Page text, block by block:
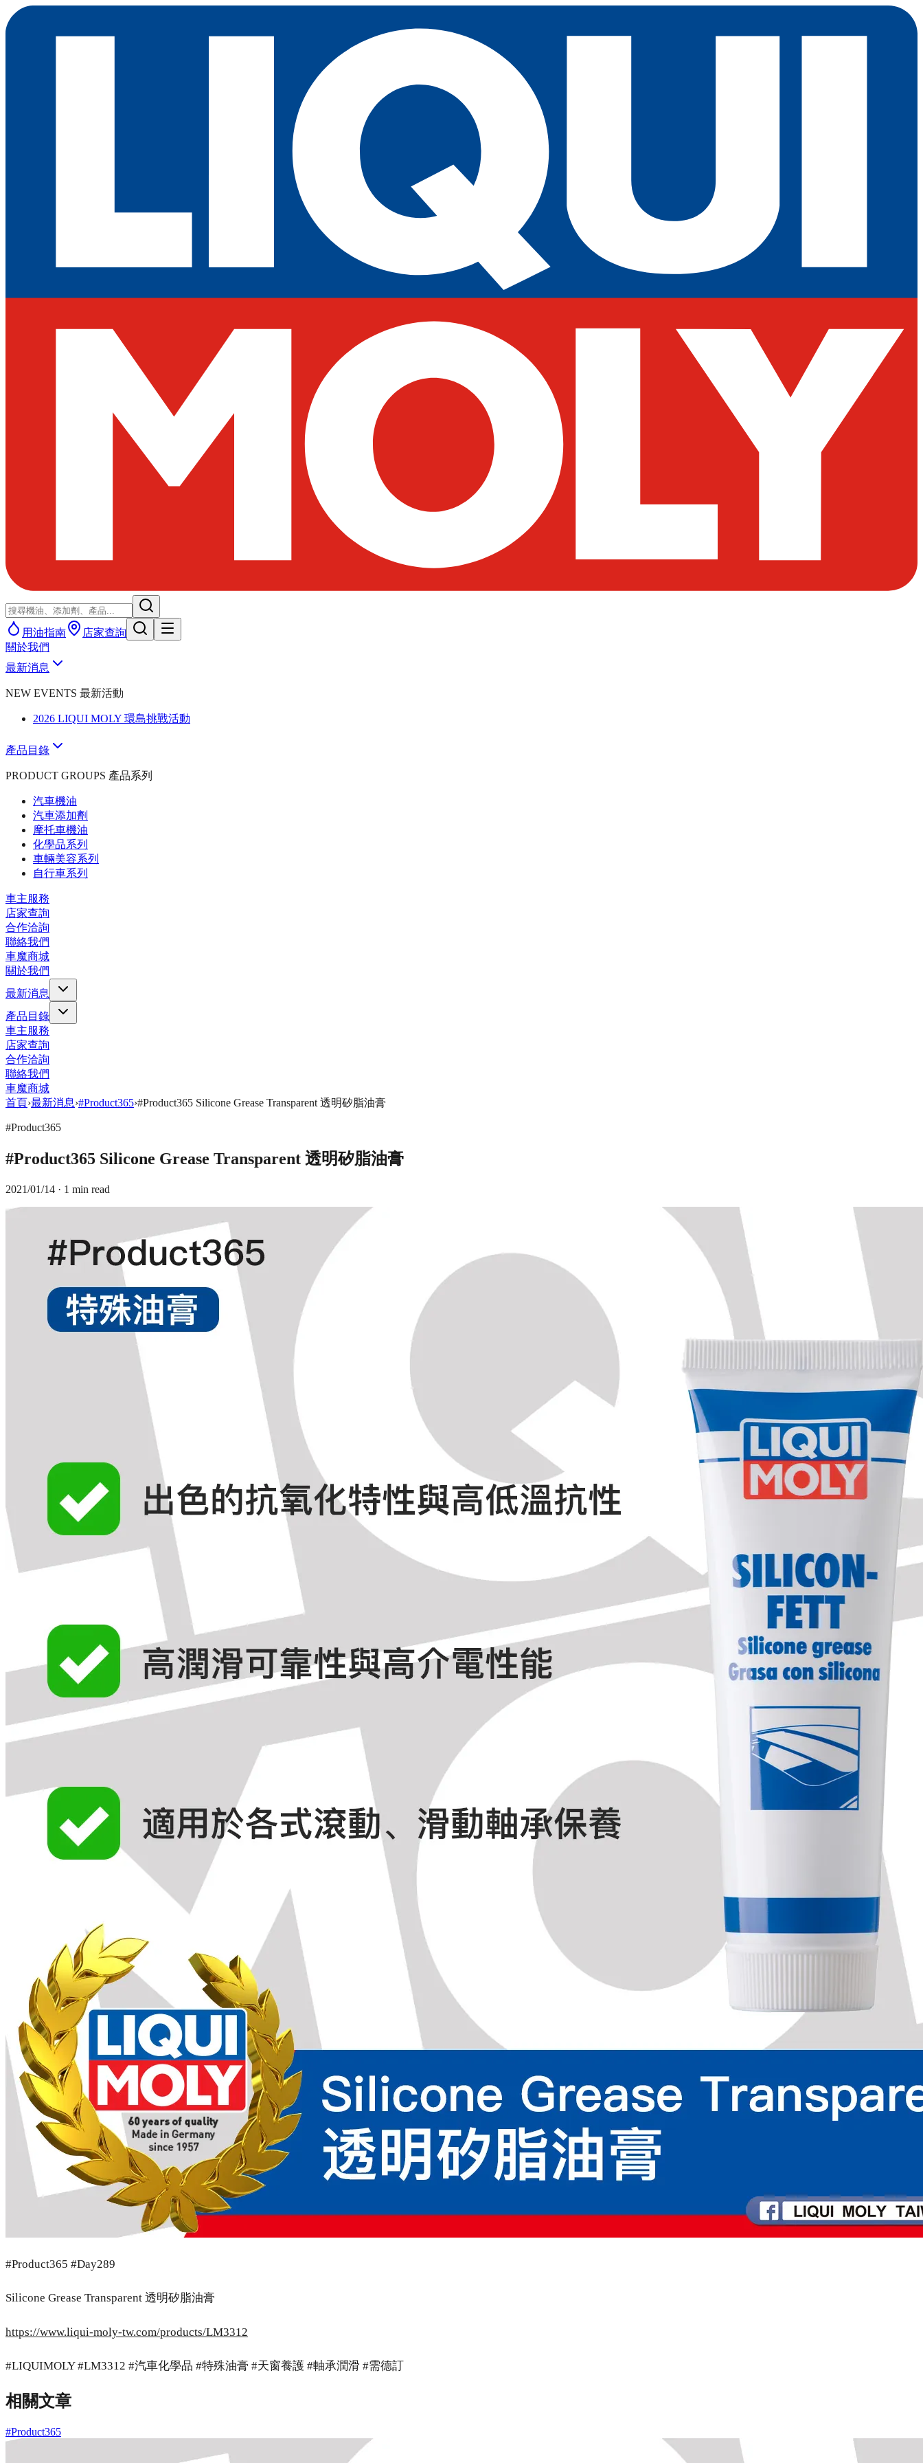
用油指南
店家查詢
關於我們
最新消息
NEW EVENTS 最新活動
2026 LIQUI MOLY 環島挑戰活動
產品目錄
PRODUCT GROUPS 產品系列
汽車機油
汽車添加劑
摩托車機油
化學品系列
車輛美容系列
自行車系列
車主服務
店家查詢
合作洽詢
聯絡我們
車魔商城
關於我們
最新消息
產品目錄
車主服務
店家查詢
合作洽詢
聯絡我們
車魔商城
首頁›最新消息›#Product365›#Product365 Silicone Grease Transparent 透明矽脂油膏
#Product365
#Product365 Silicone Grease Transparent 透明矽脂油膏
2021/01/14 · 1 min read
#Product365 #Day289
Silicone Grease Transparent 透明矽脂油膏
https://www.liqui-moly-tw.com/products/LM3312
#LIQUIMOLY #LM3312 #汽車化學品 #特殊油膏 #天窗養護 #軸承潤滑 #需德訂
相關文章
#Product365